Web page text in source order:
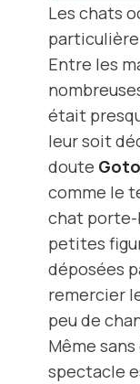
Les chats
Entre les
était
leur soit
doute
comme le
chat porte-
petites
déposées
remercier
peu de
Même
spectacle